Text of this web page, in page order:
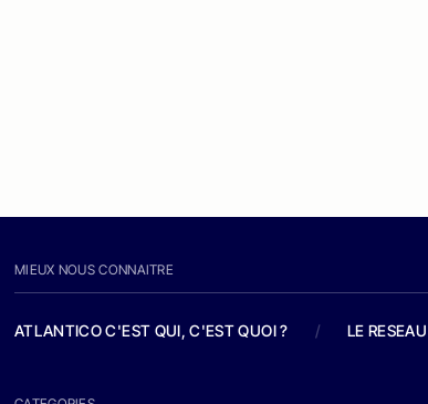
MIEUX NOUS CONNAITRE
ATLANTICO C'EST QUI, C'EST QUOI ? / LE